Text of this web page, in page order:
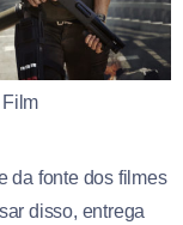
Film
da fonte dos filmes
disso, entrega